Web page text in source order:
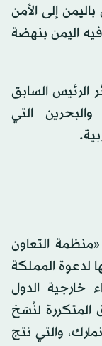
إلى الأمن
اليمن بنهضة
الرئيس السابق
التي
التعاون
لدعوة المملكة
خارجية الدول
المتكررة لنُسَخ
والتي نتج